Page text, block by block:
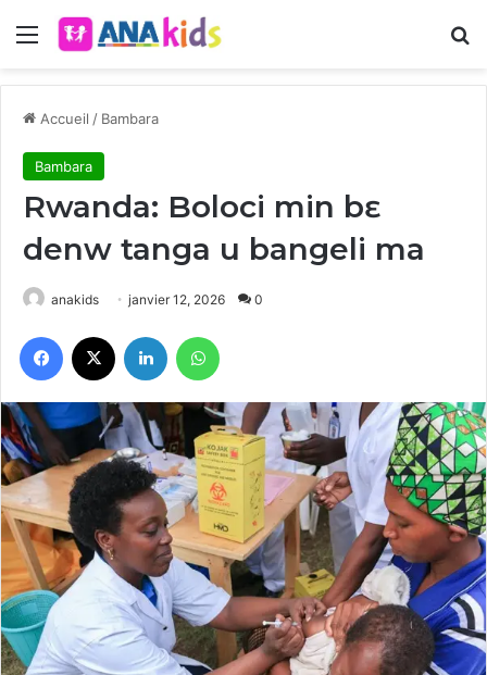
Menu
Accueil / Bambara
Bambara
Rwanda: Boloci min bɛ
denw tanga u bangeli ma
anakids janvier 12, 2026 0
Facebook Linkedin